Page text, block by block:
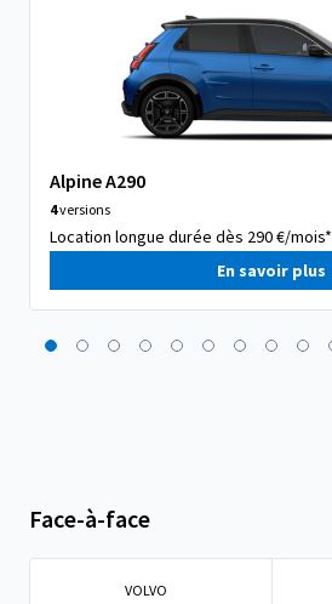
Alpine A290
4versions
Location longue durée dès 290 €/mois*
En savoir plus
Face-à-face
VOLVO